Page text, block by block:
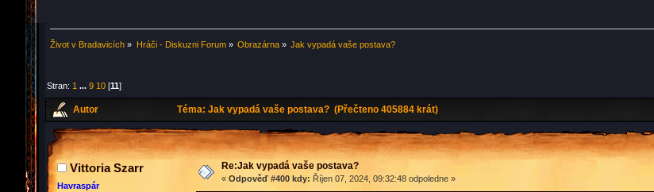
Život v Bradavicích » Hráči - Diskuzni Forum» Obrazárna» Jak vypadá vaše postava?
Stran: 1 ...9 10 [11]
Autor Téma: Jak vypadá vaše postava? (Přečteno 405884 krát)
Vittoria Szarr
Havraspár
Re:Jak vypadá vaše postava?
« Odpověď #400 kdy: Říjen 07, 2024, 09:32:48 odpoledne »